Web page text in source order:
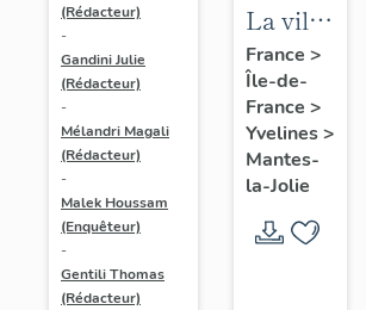
(Rédacteur)
-
Gandini Julie
(Rédacteur)
-
Mélandri Magali
(Rédacteur)
-
Malek Houssam
(Enquêteur)
-
Gentili Thomas
(Rédacteur)
La ville
de
Mantes-
la-Jolie
France >
Île-de-
France >
Yvelines>
Mantes-
la-Jolie